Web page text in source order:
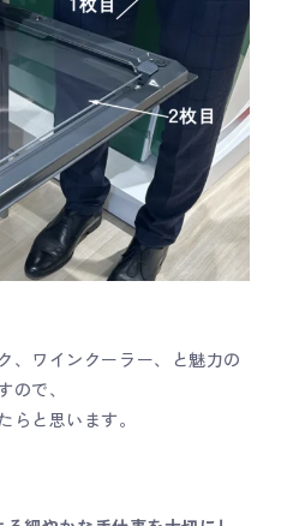
、ワインクーラー、と魅力の
で、
らと思います。